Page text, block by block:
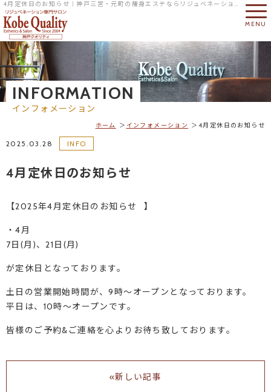
4月定休日のお知らせ｜神戸三宮・元町の痩身エステならリジュベネーション専門サロンの神戸クオリティへ
MENU
INFORMATION
インフォメーション
ホーム インフォメーション 4月定休日のお知らせ
2025.03.28 INFO
4月定休日のお知らせ
【2025年4月定休日のお知らせ⠀】
・4月
7日(月)、21日(月)
が定休日となっております。
土日の営業開始時間が、9時～オープンとなっております。
平日は、10時～オープンです。
皆様のご予約&ご連絡を心よりお待ち致しております。
«新しい記事